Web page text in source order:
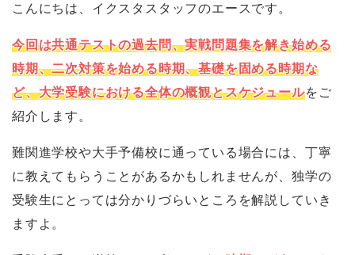
こんにちは、イクスタスタッフのエースです。
今回は共通テストの過去問、実戦問題集を解き始める
時期、二次対策を始める時期、基礎を固める時期な
ど、大学受験における全体の概観とスケジュールをご
紹介します。
難関進学校や大手予備校に通っている場合には、丁寧
に教えてもらうことがあるかもしれませんが、独学の
受験生にとっては分かりづらいところを解説していき
ますよ。